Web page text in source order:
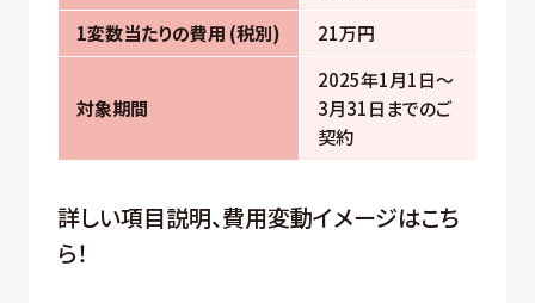
1変数当たりの費用 (税別)
21万円
対象期間
2025年1月1日～
3月31日までのご
契約
詳しい項目説明、費用変動イメージはこち
ら！